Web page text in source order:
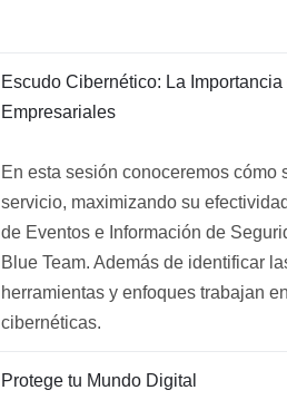
Escudo Cibernético: La
Empresariales
En esta sesión conoceremos
servicio, maximizando su
de Eventos e Información de
Blue Team. Además de identificar
herramientas y enfoques trabajan
cibernéticas.
Protege tu Mundo Digital